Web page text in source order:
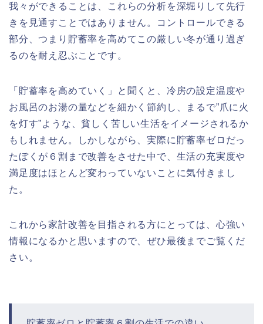
我々ができることは、これらの分析を深堀りして先行
きを見通すことではありません。コントロールできる
部分、つまり貯蓄率を高めてこの厳しい冬が通り過ぎ
るのを耐え忍ぶことです。
「貯蓄率を高めていく」と聞くと、冷房の設定温度や
お風呂のお湯の量などを細かく節約し、まるで”爪に火
を灯す”ような、貧しく苦しい生活をイメージされるか
もしれません。しかしながら、実際に貯蓄率ゼロだっ
たぼくが６割まで改善をさせた中で、生活の充実度や
満足度はほとんど変わっていないことに気付きまし
た。
これから家計改善を目指される方にとっては、心強い
情報になるかと思いますので、ぜひ最後までご覧くだ
さい。